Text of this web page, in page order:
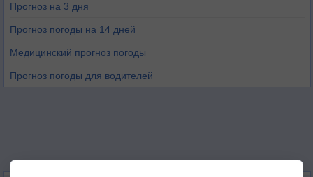
Прогноз на 3 дня
Прогноз погоды на 14 дней
Медицинский прогноз погоды
Прогноз погоды для водителей